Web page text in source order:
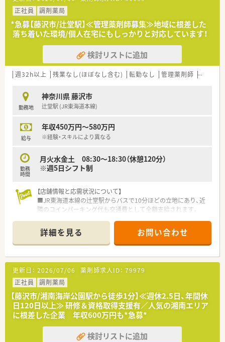
■現在は薬剤師の常勤2名とパート3名、調剤事務1名が在籍して
日々の業務に丁寧に対応しています。
【法人特徴について】
■湘南エリアを中心に複数店舗を展開しており、地域に根差した
きめ細やかな薬局運営を行っている企業です。
■患者様や医療機関から頼られる川上型の地域密着型薬局とな
ることを、明確なビジョンとして掲げています。
の実習先となることを目指して尽力しています。
【職場環境と雰囲気】
デアを積極的に提案しやすいオープンな環境です。
■現在は男性社員が多く活躍していますが、法人の理念に共感し
■在宅コンサルタントを導入して業務を拡大中で、チーム内で協
力しながらスムーズに業務を進めております。
正社員
調剤薬局
*急募【藤沢市/辻堂駅】≪管理薬剤師募集≫地域に根差した
落ち着いた環境/個人在宅にもしっかりと対応しています！
検討リストに追加
週32h以上 残業なし(ほぼなし含む) 転勤なし 管理薬剤師 教育制
勤務地
神奈川県 藤沢市
辻堂駅 (JR東海道本線)
給与
年収450万円～580万円
※経験・スキルにより異なる
勤務
時間
月火水金土 08:30～18:30（休憩120分）
※週5日シフト制
【店舗情報と応需状況について】
■JR東海道本線の辻堂駅からバスで10分ほどの立地にあり、近
隣のコインパーキング代も交通費として全額支給されます。
の処方箋を受け付けており、丁寧な服薬指導を実践できます。
■薬剤師は常時2名体制を維持しており、調剤事務スタッフも常
時1名から2名が在籍することで、円滑な運営を行っています。
【法人特徴について】
■神奈川県内に7店舗の調剤薬局を展開しており、各店舗がそれ
ぞれの地域特性に合わせた独自のサービスを柔軟に実施してい
ます。
■関連会社に医薬品卸売企業を擁しており、安定した経営基盤と
ネットワークを背景に、地域のみなさまの健康を支え続けていま
す。
■社長の温厚なお人柄が社風に反映されており、スタッフの定着
率が非常に高く、長期にわたって安心して勤務できる環境です。
詳細を見る お問い合わせ
更新日： 2026/07/06 薬剤師求人ID： 79979
正社員
調剤薬局
【藤沢市/湘南海岸公園駅から徒歩1分】≪週休2.5日、年間休
日120日以上≫ 研修＆資格取得支援有／人気の湘南エリア
に根差した企業 年収600万円も*急募*
検討リストに追加